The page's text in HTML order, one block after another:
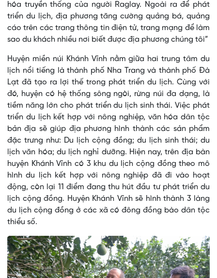
hóa truyền thống của người Raglay. Ngoài ra để phát
triển du lịch, địa phương tăng cường quảng bá, quảng
cáo trên các trang thông tin điện tử, trang mạng để làm
sao du khách nhiều nơi biết được địa phương chúng tôi”
Huyện miền núi Khánh Vĩnh nằm giữa hai trung tâm du
lịch nổi tiếng là thành phố Nha Trang và thành phố Đà
Lạt đã tạo ra lợi thế trong phát triển du lịch. Cùng với
đó, huyện có hệ thống sông ngòi, rừng núi đa dạng, là
tiềm năng lớn cho phát triển du lịch sinh thái. Việc phát
triển du lịch kết hợp với nông nghiệp, văn hóa dân tộc
bản địa sẽ giúp địa phương hình thành các sản phẩm
đặc trưng như: Du lịch cộng đồng; du lịch sinh thái; du
lịch văn hóa; du lịch nghỉ dưỡng. Hiện nay, trên địa bàn
huyện Khánh Vĩnh có 3 khu du lịch cộng đồng theo mô
hình du lịch kết hợp với nông nghiệp đã đi vào hoạt
động, còn lại 11 điểm đang thu hút đầu tư phát triển du
lịch cộng đồng. Huyện Khánh Vĩnh sẽ hình thành 3 làng
du lịch cộng đồng ở các xã có đông đồng bào dân tộc
thiểu số.